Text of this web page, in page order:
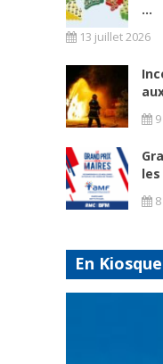
...
13 juillet 2026
En Kiosque